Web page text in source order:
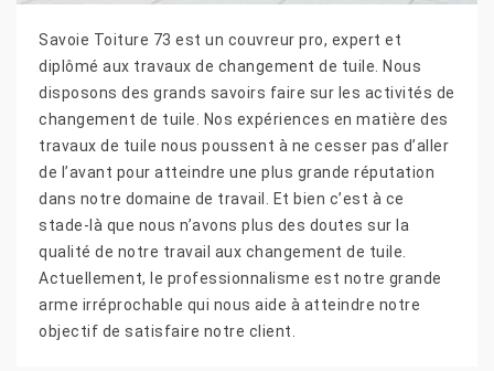
Savoie Toiture 73 est un couvreur pro, expert et
diplômé aux travaux de changement de tuile. Nous
disposons des grands savoirs faire sur les activités de
changement de tuile. Nos expériences en matière des
travaux de tuile nous poussent à ne cesser pas d’aller
de l’avant pour atteindre une plus grande réputation
dans notre domaine de travail. Et bien c’est à ce
stade-là que nous n’avons plus des doutes sur la
qualité de notre travail aux changement de tuile.
Actuellement, le professionnalisme est notre grande
arme irréprochable qui nous aide à atteindre notre
objectif de satisfaire notre client.